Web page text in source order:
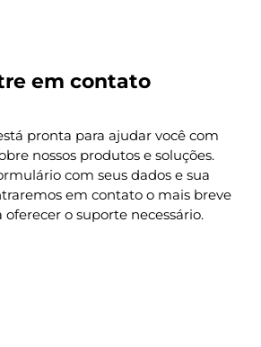
em contato
pronta para ajudar você com
nossos produtos e soluções.
com seus dados e sua
em contato o mais breve
oferecer o suporte necessário.